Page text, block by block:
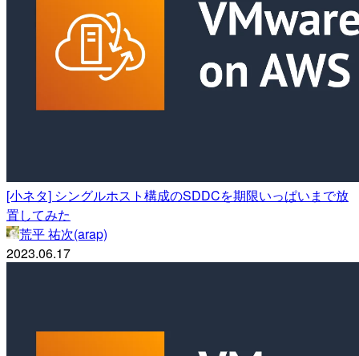
[小ネタ] シングルホスト構成のSDDCを期限いっぱいまで放
置してみた
荒平 祐次(arap)
2023.06.17